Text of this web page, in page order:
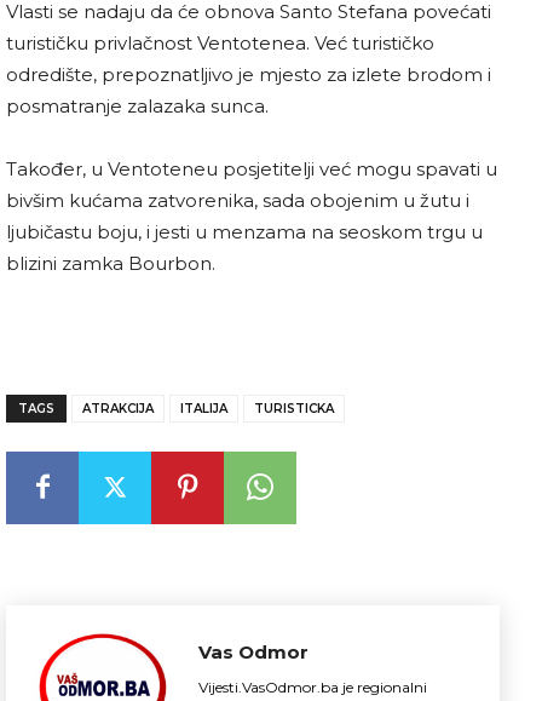
Vlasti se nadaju da će obnova Santo Stefana povećati
turističku privlačnost Ventotenea. Već turističko
odredište, prepoznatljivo je mjesto za izlete brodom i
posmatranje zalazaka sunca.
Također, u Ventoteneu posjetitelji već mogu spavati u
bivšim kućama zatvorenika, sada obojenim u žutu i
ljubičastu boju, i jesti u menzama na seoskom trgu u
blizini zamka Bourbon.
TAGS ATRAKCIJA ITALIJA TURISTICKA
Vas Odmor
Vijesti.VasOdmor.ba je regionalni